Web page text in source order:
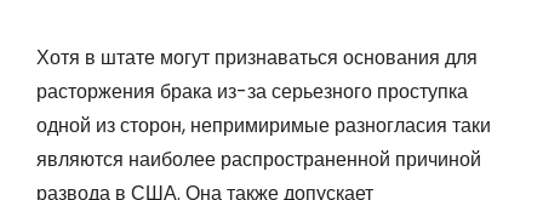
Хотя в штате могут признаваться основания для
расторжения брака из-за серьезного проступка
одной из сторон, непримиримые разногласия таки
являются наиболее распространенной причиной
развода в США. Она также допускает